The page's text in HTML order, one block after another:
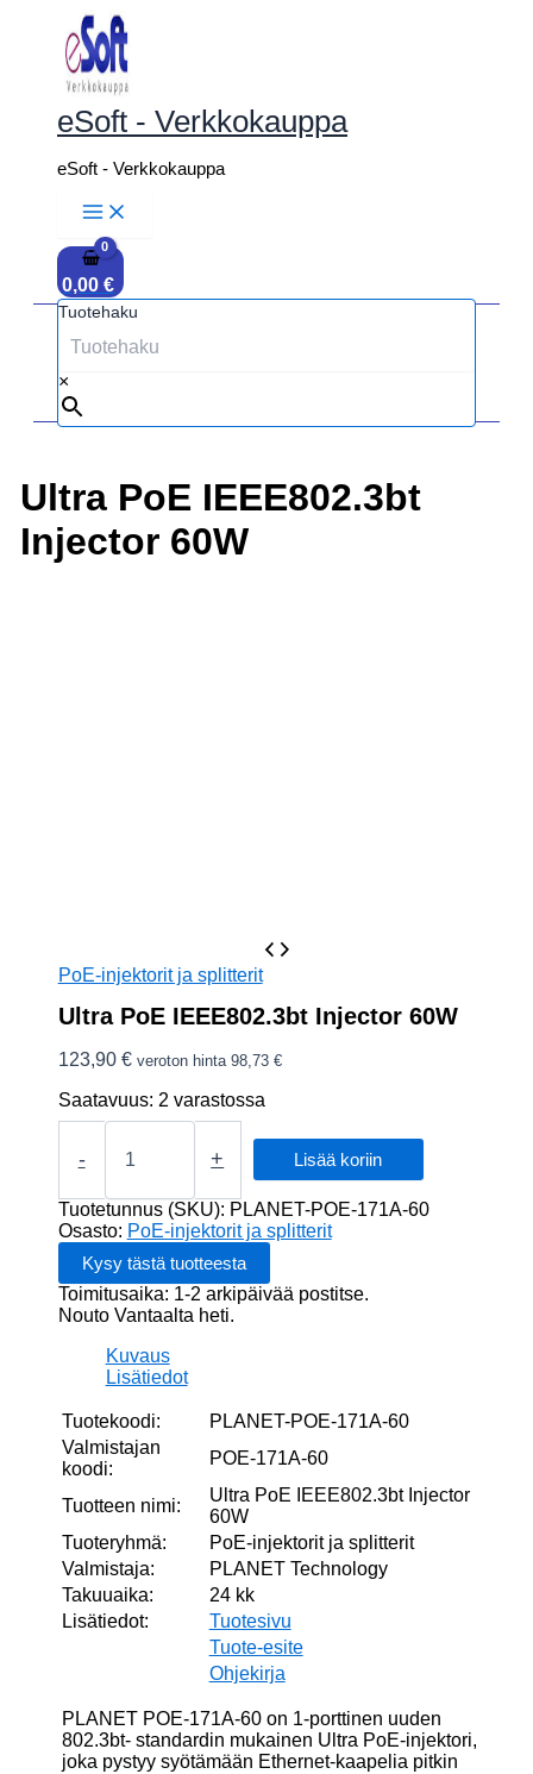
sisältöön
eSoft - Verkkokauppa
eSoft - Verkkokauppa
0,00 €
Tuotehaku
×
Ultra PoE IEEE802.3bt
Injector 60W
PoE-injektorit ja splitterit
Ultra PoE IEEE802.3bt Injector 60W
123,90 € veroton hinta 98,73 €
Saatavuus: 2 varastossa
-
Injector
60W
määrä
+ Lisää koriin
Tuotetunnus (SKU): PLANET-POE-171A-60
Osasto: PoE-injektorit ja splitterit
Toimitusaika: 1-2 arkipäivää postitse.
Nouto Vantaalta heti.
Kuvaus
Lisätiedot
Tuotekoodi:
PLANET-POE-171A-60
Valmistajan
koodi:
POE-171A-60
Tuotteen nimi:
Ultra PoE IEEE802.3bt Injector
60W
Tuoteryhmä:
PoE-injektorit ja splitterit
Valmistaja:
PLANET Technology
Takuuaika:
24 kk
Lisätiedot:
Tuotesivu
Tuote-esite
Ohjekirja
PLANET POE-171A-60 on 1-porttinen uuden
802.3bt- standardin mukainen Ultra PoE-injektori,
joka pystyy syötämään Ethernet-kaapelia pitkin